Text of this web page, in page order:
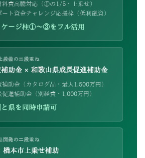
料費高騰対応（①の1/5・上乗せ）
ト資金チャレンジ応援枠（低利融資）
ケージ柱①〜③をフル活用
設備の二段重ね
補助金 × 和歌山県成長促進補助金
助金（カタログ品・最大1,500万円）
進補助金（別経費・1,000万円）
県を同時申請可
開発の二段重ね
橋本市上乗せ補助